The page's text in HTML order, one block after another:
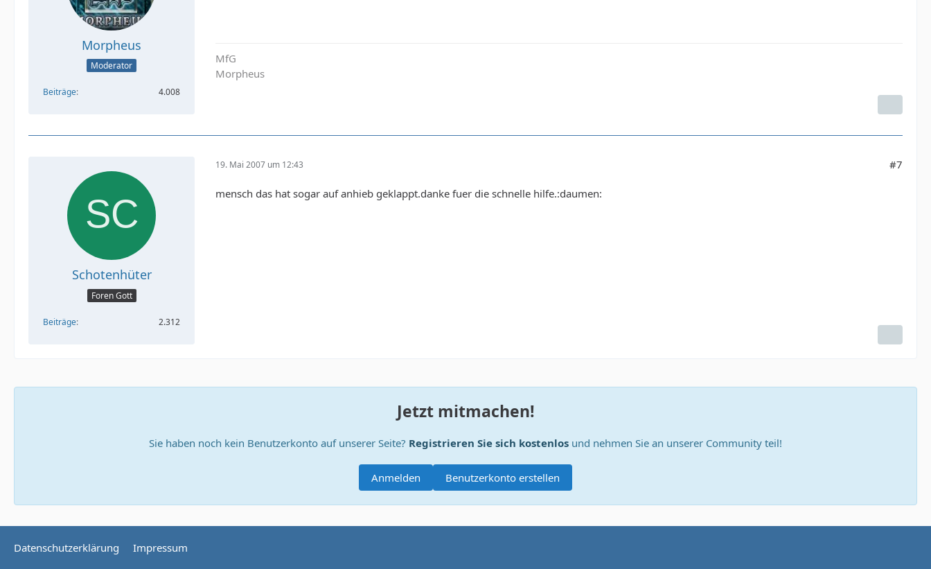
Morpheus
Moderator
Beiträge 4.008
MfG
Morpheus
Schotenhüter
Foren Gott
Beiträge 2.312
19. Mai 2007 um 12:43 #7
mensch das hat sogar auf anhieb geklappt.danke fuer die schnelle hilfe.:daumen:
Jetzt mitmachen!
Sie haben noch kein Benutzerkonto auf unserer Seite? Registrieren Sie sich kostenlos und nehmen Sie an unserer Community teil!
Benutzerkonto erstellen
Anmelden
Datenschutzerklärung Impressum